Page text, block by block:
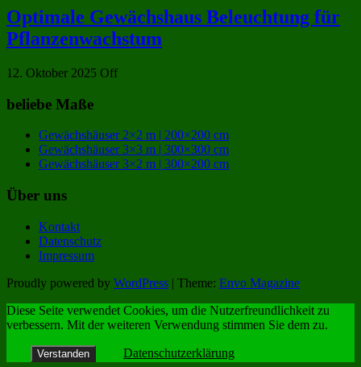
Optimale Gewächshaus Beleuchtung für
Pflanzenwachstum
12. Oktober 2025 Off
beliebe Maße
Gewächshäuser 2×2 m | 200×200 cm
Gewächshäuser 3×3 m | 300×300 cm
Gewächshäuser 3×2 m | 300×200 cm
Über uns
Kontakt
Datenschutz
Impressum
Proudly powered by WordPress | Theme: Envo Magazine
Diese Seite verwendet Cookies, um die Nutzerfreundlichkeit zu
verbessern. Mit der weiteren Verwendung stimmen Sie dem zu.
Verstanden Datenschutzerklärung